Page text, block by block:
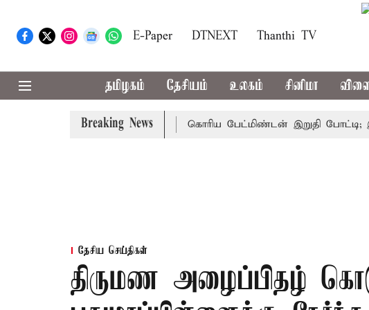
E-Paper DTNEXT Thanthi TV
தமிழகம் தேசியம் உலகம் சினிமா
Breaking News
மழை பெய்ய வாய்ப்பு கொரிய பேட்மிண்டன் இறுதி போட்டி;
தேசிய செய்திகள்
திருமண அழைப்பிதழ்